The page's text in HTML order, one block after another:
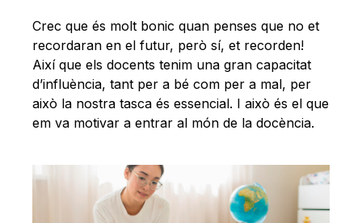
Crec que és molt bonic quan penses que no et
recordaran en el futur, però sí, et recorden!
Així que els docents tenim una gran capacitat
d’influència, tant per a bé com per a mal, per
això la nostra tasca és essencial. I això és el que
em va motivar a entrar al món de la docència.